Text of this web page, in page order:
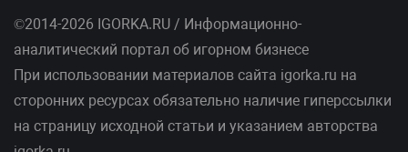
©2014-2026 IGORKA.RU / Информационно-
аналитический портал об игорном бизнесе
При использовании материалов сайта igorka.ru на
сторонних ресурсах обязательно наличие гиперссылки
на страницу исходной статьи и указанием авторства